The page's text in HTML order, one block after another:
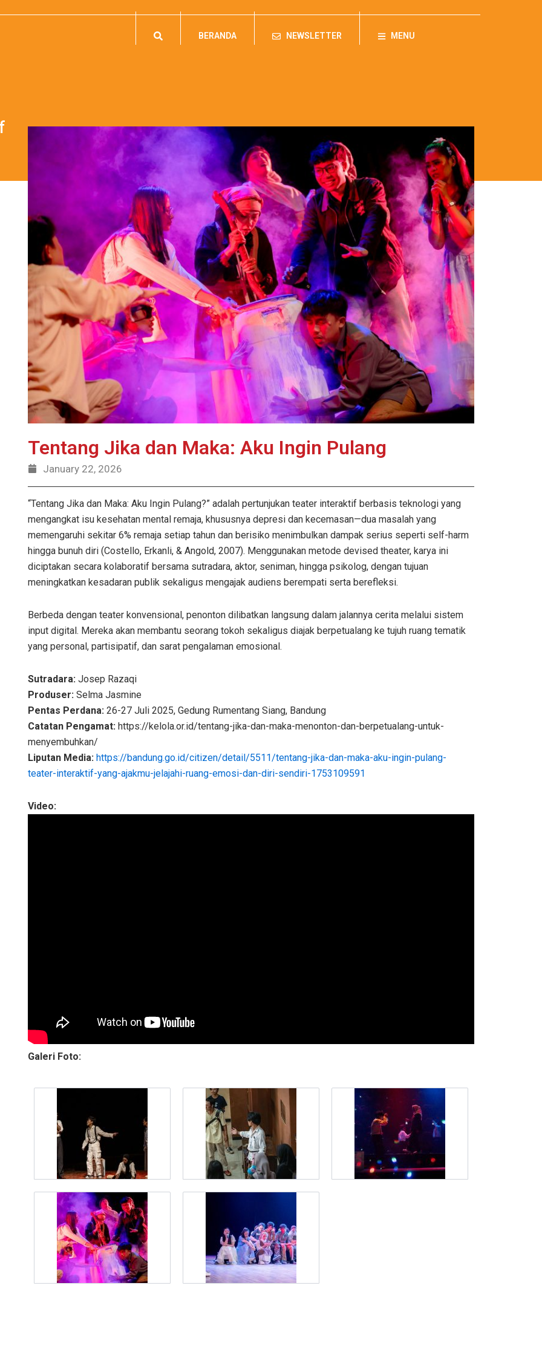
BERANDA NEWSLETTER MENU
Tentang Jika dan Maka: Aku Ingin Pulang
January 22, 2026
“Tentang Jika dan Maka: Aku Ingin Pulang?” adalah pertunjukan teater interaktif berbasis teknologi yang
mengangkat isu kesehatan mental remaja, khususnya depresi dan kecemasan—dua masalah yang
memengaruhi sekitar 6% remaja setiap tahun dan berisiko menimbulkan dampak serius seperti self-harm
hingga bunuh diri (Costello, Erkanli, & Angold, 2007). Menggunakan metode devised theater, karya ini
diciptakan secara kolaboratif bersama sutradara, aktor, seniman, hingga psikolog, dengan tujuan
meningkatkan kesadaran publik sekaligus mengajak audiens berempati serta berefleksi.
Berbeda dengan teater konvensional, penonton dilibatkan langsung dalam jalannya cerita melalui sistem
input digital. Mereka akan membantu seorang tokoh sekaligus diajak berpetualang ke tujuh ruang tematik
yang personal, partisipatif, dan sarat pengalaman emosional.
Sutradara: Josep Razaqi
Produser:Selma Jasmine
Pentas Perdana:26-27 Juli 2025,Gedung Rumentang Siang, Bandung
Catatan Pengamat: https://kelola.or.id/tentang-jika-dan-maka-menonton-dan-berpetualang-untuk-
menyembuhkan/
Liputan Media: https://bandung.go.id/citizen/detail/5511/tentang-jika-dan-maka-aku-ingin-pulang-
teater-interaktif-yang-ajakmu-jelajahi-ruang-emosi-dan-diri-sendiri-1753109591
Video:
Galeri Foto: